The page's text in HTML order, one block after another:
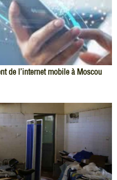
de l’internet mobile à Moscou